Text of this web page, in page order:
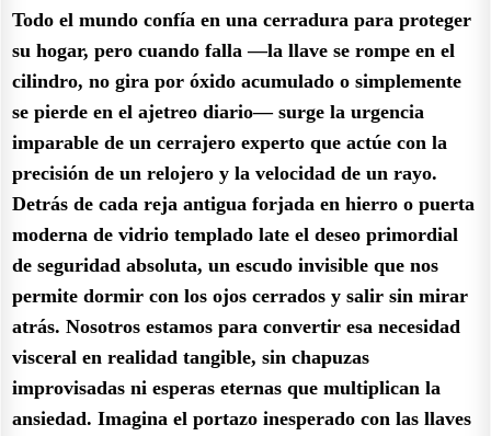
Todo el mundo confía en una cerradura para proteger
su hogar, pero cuando falla —la llave se rompe en el
cilindro, no gira por óxido acumulado o simplemente
se pierde en el ajetreo diario— surge la urgencia
imparable de un cerrajero experto que actúe con la
precisión de un relojero y la velocidad de un rayo.
Detrás de cada reja antigua forjada en hierro o puerta
moderna de vidrio templado late el deseo primordial
de seguridad absoluta, un escudo invisible que nos
permite dormir con los ojos cerrados y salir sin mirar
atrás. Nosotros estamos para convertir esa necesidad
visceral en realidad tangible, sin chapuzas
improvisadas ni esperas eternas que multiplican la
ansiedad. Imagina el portazo inesperado con las llaves